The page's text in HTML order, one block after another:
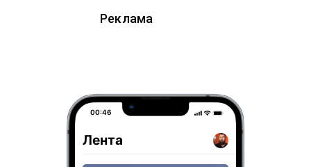
Реклама
00:46
Лента